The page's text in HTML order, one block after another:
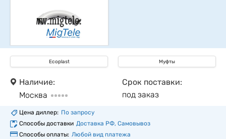
Ecoplast Муфты
Наличие:
Москва
Срок поставки:
под заказ
Цена диллер: По запросу
Способы доставки Доставка РФ, Самовывоз
Способы оплаты: Любой вид платежа